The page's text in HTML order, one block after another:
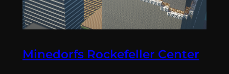
Minedorfs Rockefeller Center